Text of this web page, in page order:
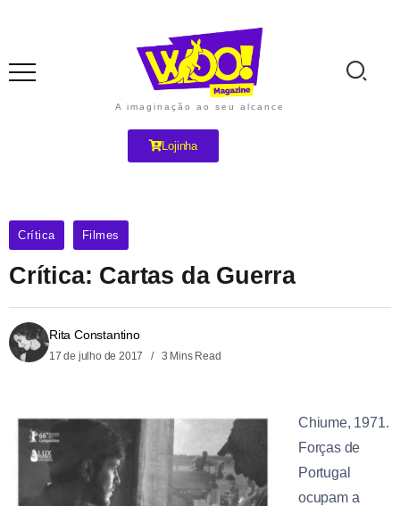
A imaginação ao seu alcance
Lojinha
Crítica Filmes
Crítica: Cartas da Guerra
Rita Constantino
17 de julho de 2017 3 Mins Read
Chiume, 1971.
Forças de
Portugal
ocupam a